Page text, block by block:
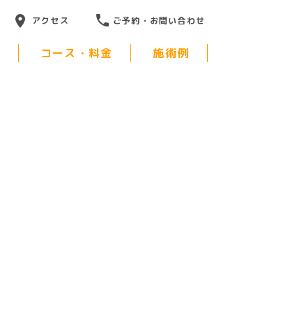
アクセス ご予約・お問い合わせ
コース・料金 施術例